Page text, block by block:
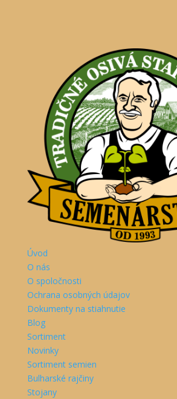
Úvod
O nás
O spoločnosti
Ochrana osobných údajov
Dokumenty na stiahnutie
Blog
Sortiment
Novinky
Sortiment semien
Bulharské rajčiny
Stojany